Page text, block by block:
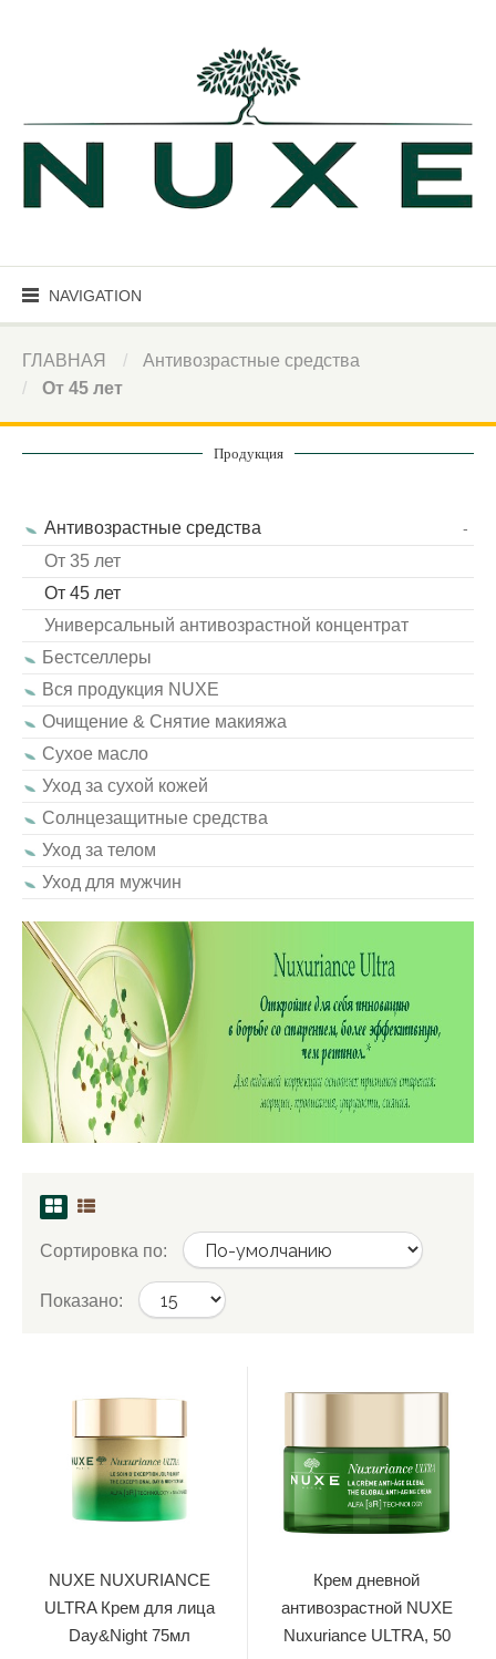
NAVIGATION
ГЛАВНАЯ
Антивозрастные средства
От 45 лет
Продукция
Антивозрастные средства -
От 35 лет
От 45 лет
Универсальный антивозрастной концентрат
Бестселлеры
Вся продукция NUXE
Очищение & Снятие макияжа
Сухое масло
Уход за сухой кожей
Солнцезащитные средства
Уход за телом
Уход для мужчин
Сортировка по:
Показано:
NUXE NUXURIANCE
ULTRA Крем для лица
Day&Night 75мл
Крем дневной
антивозрастной NUXE
Nuxuriance ULTRA, 50